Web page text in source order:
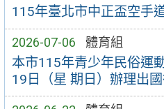
115年臺北市中正盃空手
2026-07-06 體育組
本市115年青少年民俗運
19日（星 期日）辦理出